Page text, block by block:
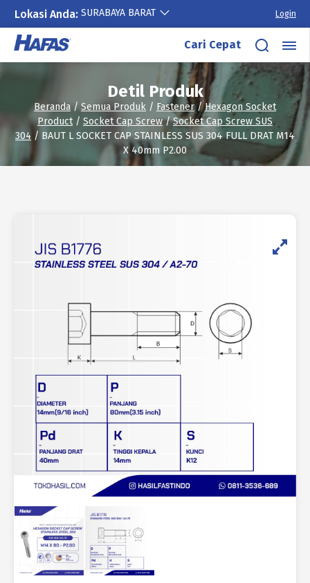
Lokasi Anda: SURABAYA BARAT Login
Lewati
konten
Cari Cepat
Detil Produk
Beranda/Semua Produk / Fastener/Hexagon Socket
Product/ Socket Cap Screw/Socket Cap Screw SUS
304 / BAUT L SOCKET CAP STAINLESS SUS 304 FULL DRAT M14
X 40mm P2.00